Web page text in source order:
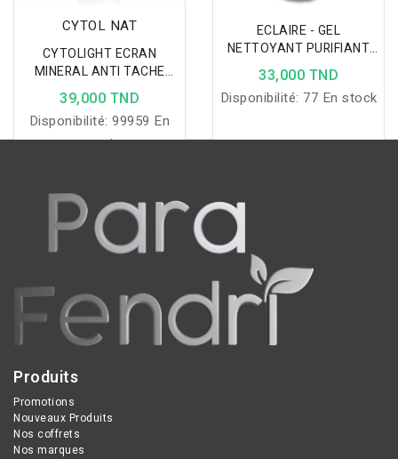
CYTOL NAT
CYTOLIGHT ECRAN
MINERAL ANTI TACHE
TEINTE
39,000 TND
Disponibilité:99959 En
stock
ECLAIRE - GEL
NETTOYANT PURIFIANT
PEAUX MIXTES ET
GRASSES 250ML
33,000 TND
Disponibilité: 77 En stock
Produits
Promotions
Nouveaux Produits
Nos coffrets
Nos marques